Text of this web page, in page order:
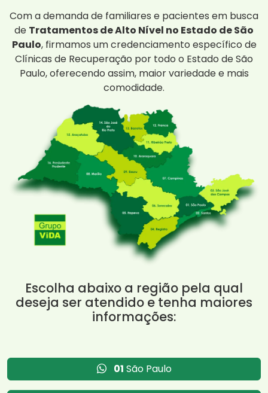
Com a demanda de familiares e pacientes em busca
de Tratamentos de Alto Nível no Estado de São
Paulo, firmamos um credenciamento específico de
Clínicas de Recuperação por todo o Estado de São
Paulo, oferecendo assim, maior variedade e mais
comodidade.
Escolha abaixo a região pela qual
deseja ser atendido e tenha maiores
informações:
01 São Paulo